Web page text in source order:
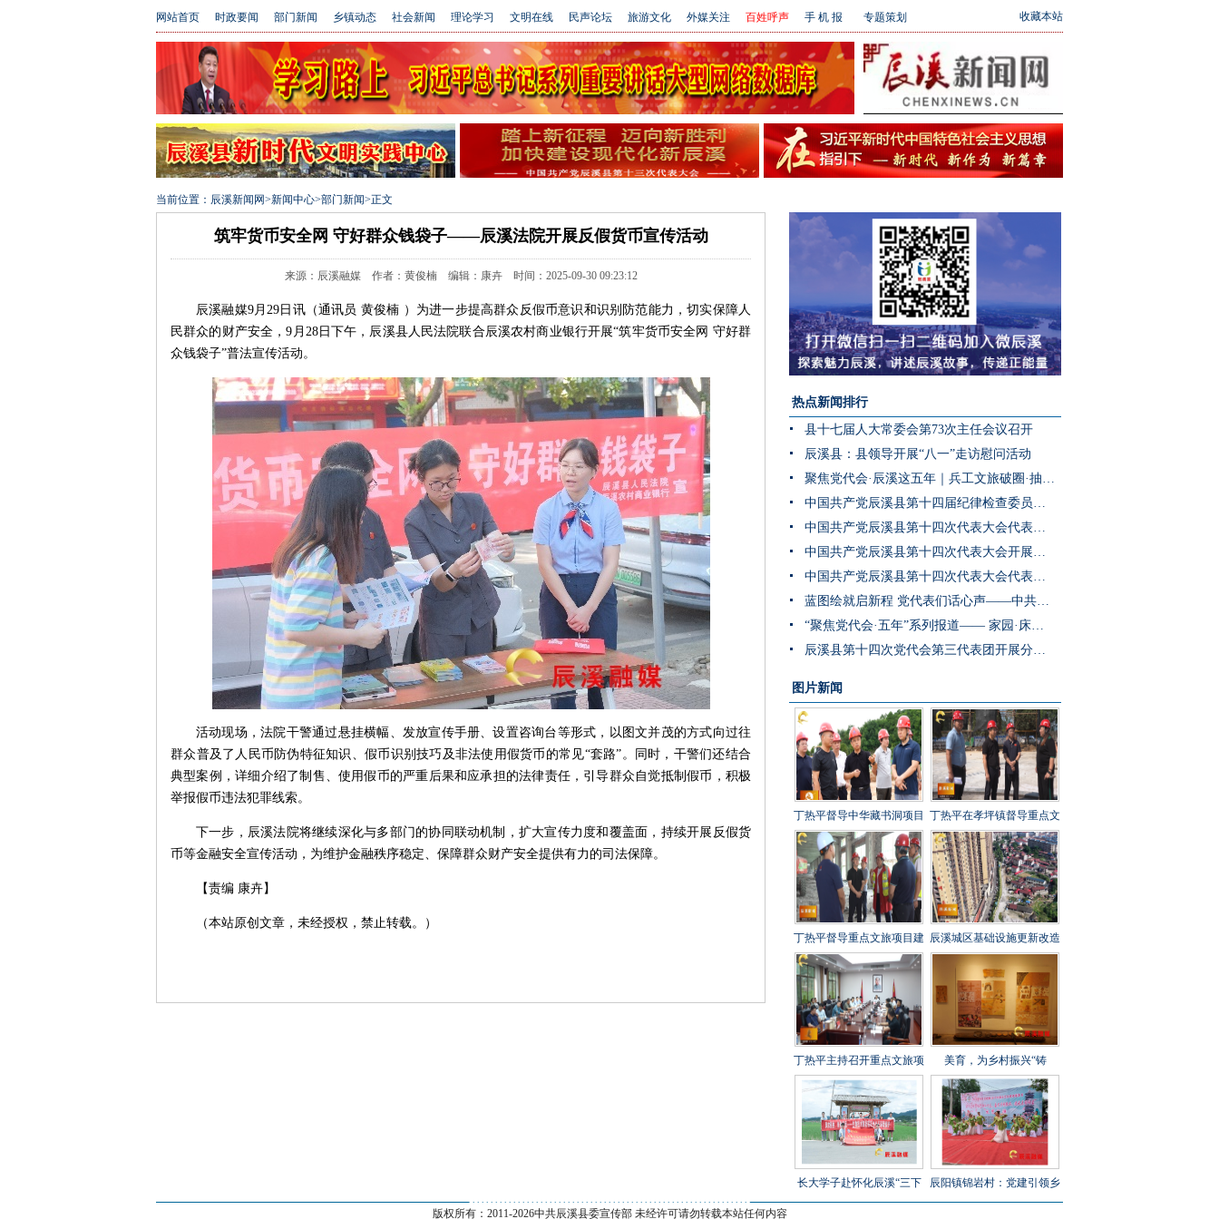
收藏本站
网站首页 时政要闻 部门新闻 乡镇动态 社会新闻 理论学习 文明在线 民声论坛 旅游文化 外媒关注 百姓呼声 手 机 报 专题策划
当前位置： 辰溪新闻网>新闻中心>部门新闻>正文
筑牢货币安全网 守好群众钱袋子——辰溪法院开展反假货币宣传活动
来源：辰溪融媒 作者：黄俊楠 编辑：康卉 时间：2025-09-30 09:23:12
辰溪融媒9月29日讯（通讯员 黄俊楠 ）为进一步提高群众反假币意识和识别防范能力，切实保障人
民群众的财产安全，9月28日下午，辰溪县人民法院联合辰溪农村商业银行开展“筑牢货币安全网 守好群
众钱袋子”普法宣传活动。
活动现场，法院干警通过悬挂横幅、发放宣传手册、设置咨询台等形式，以图文并茂的方式向过往
群众普及了人民币防伪特征知识、假币识别技巧及非法使用假货币的常见“套路”。同时，干警们还结合
典型案例，详细介绍了制售、使用假币的严重后果和应承担的法律责任，引导群众自觉抵制假币，积极
举报假币违法犯罪线索。
下一步，辰溪法院将继续深化与多部门的协同联动机制，扩大宣传力度和覆盖面，持续开展反假货
币等金融安全宣传活动，为维护金融秩序稳定、保障群众财产安全提供有力的司法保障。
【责编 康卉】
（本站原创文章，未经授权，禁止转载。）
热点新闻排行
县十七届人大常委会第73次主任会议召开
辰溪县：县领导开展“八一”走访慰问活动
聚焦党代会·辰溪这五年｜兵工文旅破圈·抽水蓄能冲刺·园区集群成势 辰溪把产业“老底子”变为发展“新引擎”
中国共产党辰溪县第十四届纪律检查委员会第一次全体会议召开
中国共产党辰溪县第十四次代表大会代表团第四次会议开展分团预选
中国共产党辰溪县第十四次代表大会开展代表团第三次会议分团讨论
中国共产党辰溪县第十四次代表大会代表团第二次会议开展分团讨论
蓝图绘就启新程 党代表们话心声——中共辰溪县第十四次党代会代表访谈
“聚焦党代会·五年”系列报道—— 家园·床位·课桌三个坐标读懂辰溪民生温度
辰溪县第十四次党代会第三代表团开展分团讨论
图片新闻
丁热平督导中华藏书洞项目
建设工作时强调 全力攻坚
冲刺 守牢安全底线 打造经
得起检验的精品文旅项目
丁热平在孝坪镇督导重点文
旅项目建设时强调 紧盯节
点 全力冲刺 高标准高质量
高效率推进项目建设
丁热平督导重点文旅项目建
设工作时强调 以匠心打造
百年兵工文化传承新地标
辰溪城区基础设施更新改造
工程全速推进
丁热平主持召开重点文旅项
目建设调度会 全力打造“福
地怀化”文旅新秀
美育，为乡村振兴“铸
魂”——辰溪县罗子山瑶族
乡学校开展大树艺术节
长大学子赴怀化辰溪“三下 辰阳镇锦岩村：党建引领乡
--------------------------------------------------------------
版权所有：2011-2026中共辰溪县委宣传部 未经许可请勿转载本站任何内容